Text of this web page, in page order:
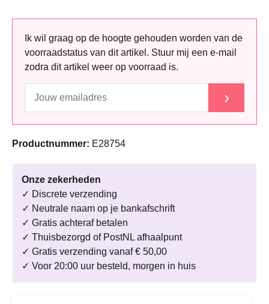
Ik wil graag op de hoogte gehouden worden van de
voorraadstatus van dit artikel. Stuur mij een e-mail
zodra dit artikel weer op voorraad is.
›
Productnummer: E28754
Onze zekerheden
✓ Discrete verzending
✓ Neutrale naam op je bankafschrift
✓ Gratis achteraf betalen
✓ Thuisbezorgd of PostNL afhaalpunt
✓ Gratis verzending vanaf € 50,00
✓ Voor 20:00 uur besteld, morgen in huis